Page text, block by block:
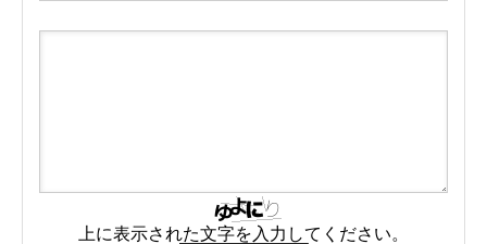
上に表示された文字を入力してください。